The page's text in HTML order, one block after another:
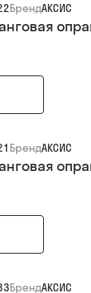
БрендАКСИС
БрендАКСИС
БрендАКСИС